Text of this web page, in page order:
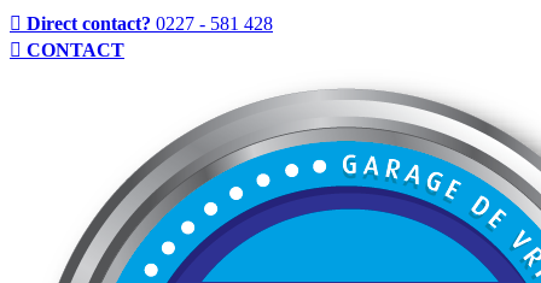
Direct contact? 0227 - 581 428
CONTACT